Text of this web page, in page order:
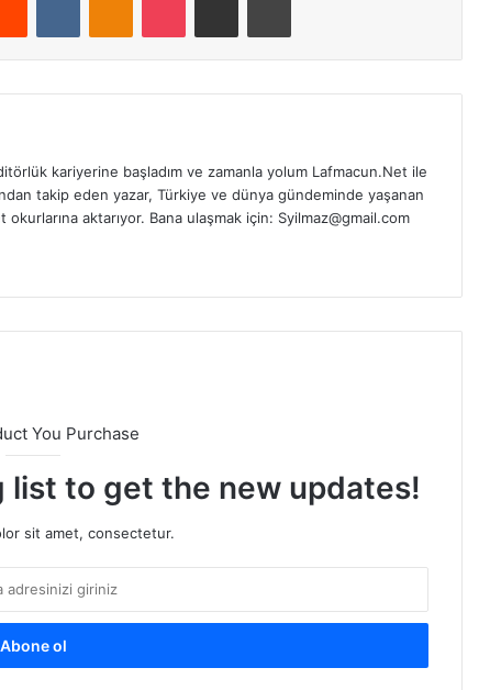
kariyerine başladım ve zamanla yolum Lafmacun.Net ile
takip eden yazar, Türkiye ve dünya gündeminde yaşanan
okurlarına aktarıyor. Bana ulaşmak için: Syilmaz@gmail.com
You Purchase
list to get the new updates!
sit amet, consectetur.